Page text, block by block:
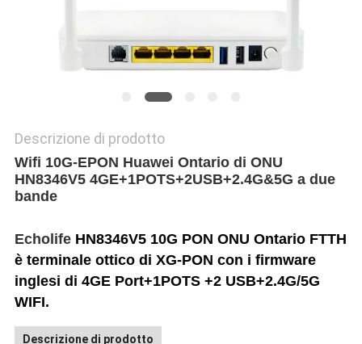
Descrizione di prodotto
Wifi 10G-EPON Huawei Ontario di ONU
HN8346V5 4GE+1POTS+2USB+2.4G&5G a due
bande
EcholifeHN8346V5 10G PON ONU Ontario FTTH
è terminale otticodi XG-PON con i firmware
inglesi di 4GE Port+1POTS +2 USB+2.4G/5G
WIFI.
Descrizione di prodotto